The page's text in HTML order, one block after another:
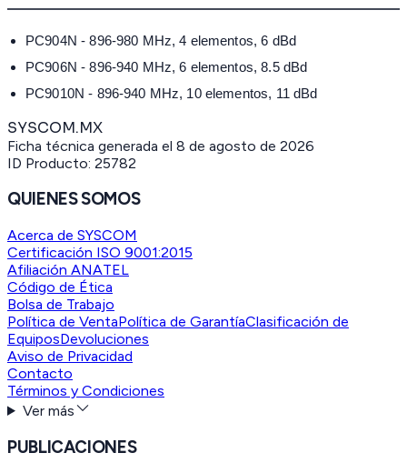
PC904N - 896-980 MHz, 4 elementos, 6 dBd
PC906N - 896-940 MHz, 6 elementos, 8.5 dBd
PC9010N - 896-940 MHz, 10 elementos, 11 dBd
SYSCOM.MX
Ficha técnica generada el 8 de agosto de 2026
ID Producto: 25782
QUIENES SOMOS
Acerca de SYSCOM
Certificación ISO 9001:2015
Afiliación ANATEL
Código de Ética
Bolsa de Trabajo
Política de VentaPolítica de GarantíaClasificación de
EquiposDevoluciones
Aviso de Privacidad
Contacto
Términos y Condiciones
Ver más
PUBLICACIONES